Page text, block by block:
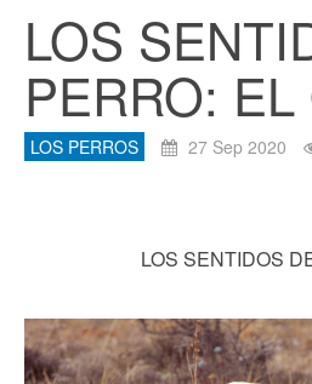
LOS
PERRO: EL
LOS PERROS 27 Sep 2020
LOS SENTIDOS